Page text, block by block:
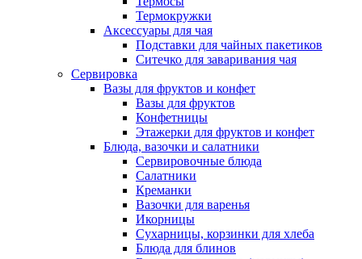
Термокружки
Аксессуары для чая
Подставки для чайных пакетиков
Ситечко для заваривания чая
Сервировка
Вазы для фруктов и конфет
Вазы для фруктов
Конфетницы
Этажерки для фруктов и конфет
Блюда, вазочки и салатники
Сервировочные блюда
Салатники
Креманки
Вазочки для варенья
Икорницы
Сухарницы, корзинки для хлеба
Блюда для блинов